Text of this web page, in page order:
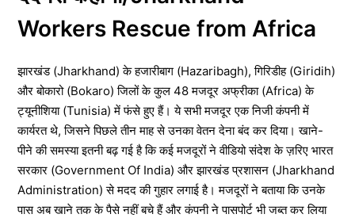
Workers Rescue from Africa
झारखंड (Jharkhand) के हजारीबाग (Hazaribagh), गिरिडीह (Giridih)
और बोकारो (Bokaro) जिलों के कुल 48 मजदूर अफ्रीका (Africa) के
ट्यूनीशिया (Tunisia) में फंसे हुए हैं। ये सभी मजदूर एक निजी कंपनी में
कार्यरत थे, जिसने पिछले तीन माह से उनका वेतन देना बंद कर दिया। खाने-
पीने की समस्या इतनी बढ़ गई है कि कई मजदूरों ने वीडियो संदेश के ज़रिए भारत
सरकार (Government Of India) और झारखंड प्रशासन (Jharkhand
Administration) से मदद की गुहार लगाई है। मजदूरों ने बताया कि उनके
पास अब खाने तक के पैसे नहीं बचे हैं और कंपनी ने पासपोर्ट भी जब्त कर लिया